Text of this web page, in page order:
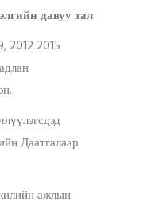
давуу тал
2012 2015
Даатгалаар
ажлын